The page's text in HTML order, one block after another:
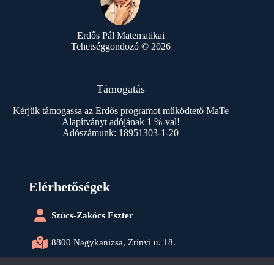
Erdős Pál Matematikai
Tehetséggondozó © 2026
Támogatás
Kérjük támogassa az Erdős programot működtető MaTe
Alapítványt adójának 1 %-val!
Adószámunk: 18951303-1-20
Elérhetőségek
Szücs-Zakócs Eszter
8800 Nagykanizsa, Zrínyi u. 18.